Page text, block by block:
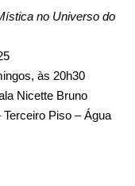
no Universo do
às 20h30
Nicette Bruno
Piso – Água